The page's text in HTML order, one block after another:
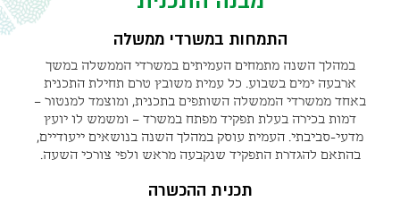
התמחות במשרדי ממשלה
במהלך השנה מתמחים העמיתים במשרדי הממשלה במשך
ארבעה ימים בשבוע. כל עמית משובץ טרם תחילת התכנית
באחד ממשרדי הממשלה השותפים בתכנית, ומוצמד למנטור –
דמות בכירה בעלת תפקיד מפתח במשרד – ומשמש לו יועץ
מדעי-סביבתי. העמית עוסק במהלך השנה בנושאים ייעודיים,
בהתאם להגדרת התפקיד שנקבעה מראש ולפי צורכי השעה.
תכנית ההכשרה